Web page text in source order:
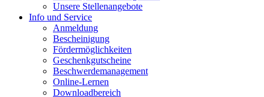
Unsere Stellenangebote
Info und Service
Anmeldung
Bescheinigung
Fördermöglichkeiten
Geschenkgutscheine
Beschwerdemanagement
Online-Lernen
Downloadbereich